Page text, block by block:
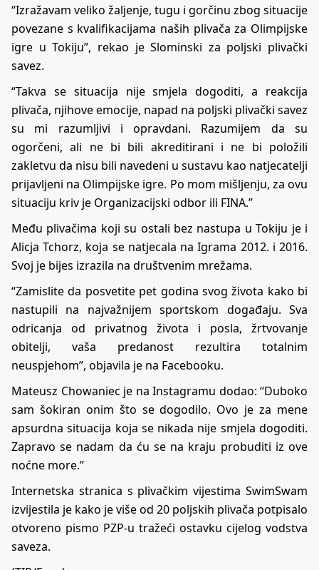
“Izražavam veliko žaljenje, tugu i gorčinu zbog situacije
povezane s kvalifikacijama naših plivača za Olimpijske
igre u Tokiju”, rekao je Slominski za poljski plivački
savez.
“Takva se situacija nije smjela dogoditi, a reakcija
plivača, njihove emocije, napad na poljski plivački savez
su mi razumljivi i opravdani. Razumijem da su
ogorčeni, ali ne bi bili akreditirani i ne bi položili
zakletvu da nisu bili navedeni u sustavu kao natjecatelji
prijavljeni na Olimpijske igre. Po mom mišljenju, za ovu
situaciju kriv je Organizacijski odbor ili FINA.”
Među plivačima koji su ostali bez nastupa u Tokiju je i
Alicja Tchorz, koja se natjecala na Igrama 2012. i 2016.
Svoj je bijes izrazila na društvenim mrežama.
“Zamislite da posvetite pet godina svog života kako bi
nastupili na najvažnijem sportskom događaju. Sva
odricanja od privatnog života i posla, žrtvovanje
obitelji, vaša predanost rezultira totalnim
neuspjehom”, objavila je na Facebooku.
Mateusz Chowaniec je na Instagramu dodao: “Duboko
sam šokiran onim što se dogodilo. Ovo je za mene
apsurdna situacija koja se nikada nije smjela dogoditi.
Zapravo se nadam da ću se na kraju probuditi iz ove
noćne more.”
Internetska stranica s plivačkim vijestima SwimSwam
izvijestila je kako je više od 20 poljskih plivača potpisalo
otvoreno pismo PZP-u tražeći ostavku cijelog vodstva
saveza.